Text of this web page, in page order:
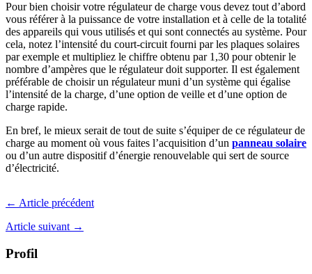
Pour bien choisir votre régulateur de charge vous devez tout d’abord
vous référer à la puissance de votre installation et à celle de la totalité
des appareils qui vous utilisés et qui sont connectés au système. Pour
cela, notez l’intensité du court-circuit fourni par les plaques solaires
par exemple et multipliez le chiffre obtenu par 1,30 pour obtenir le
nombre d’ampères que le régulateur doit supporter. Il est également
préférable de choisir un régulateur muni d’un système qui égalise
l’intensité de la charge, d’une option de veille et d’une option de
charge rapide.
En bref, le mieux serait de tout de suite s’équiper de ce régulateur de
charge au moment où vous faites l’acquisition d’un panneau solaire
ou d’un autre dispositif d’énergie renouvelable qui sert de source
d’électricité.
← Article précédent
Article suivant →
Profil